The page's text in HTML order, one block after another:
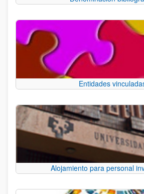
Entidades
Alojamiento para personal